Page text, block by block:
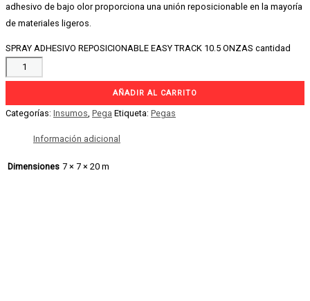
adhesivo de bajo olor proporciona una unión reposicionable en la mayoría
de materiales ligeros.
SPRAY ADHESIVO REPOSICIONABLE EASY TRACK 10.5 ONZAS cantidad
AÑADIR AL CARRITO
Categorías: Insumos, Pega Etiqueta: Pegas
Información adicional
Dimensiones 7 × 7 × 20 m